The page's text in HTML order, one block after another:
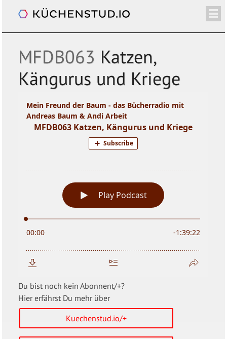
/+ ÜBER SHOP NEWSLETTER
KALENDER
MFDB063 Katzen,
Kängurus und Kriege
Du bist noch kein Abonnent/+?
Hier erfährst Du mehr über
Kuechenstud.io/+